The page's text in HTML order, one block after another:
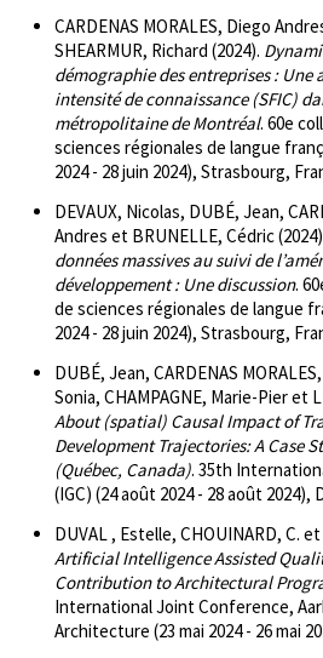
CARDENAS MORALES, Diego
SHEARMUR, Richard (2024).
démographie des entreprises : Une
intensité de connaissance (SFIC)
métropolitaine de Montréal. 60e
sciences régionales de langue
2024 - 28 juin 2024), Strasbourg,
DEVAUX, Nicolas, DUBÉ, Jean,
Andres et BRUNELLE, Cédric
données massives au suivi de
développement : Une discussion.
de sciences régionales de langue
2024 - 28 juin 2024), Strasbourg,
DUBÉ, Jean, CARDENAS
Sonia, CHAMPAGNE, Marie-Pier et
About (spatial) Causal Impact of
Development Trajectories: A Case
(Québec, Canada). 35th
(IGC) (24 août 2024 - 28 août 2024),
DUVAL , Estelle, CHOUINARD, C.
Artificial Intelligence Assisted
Contribution to Architectural
International Joint Conference,
Architecture (23 mai 2024 - 26 mai